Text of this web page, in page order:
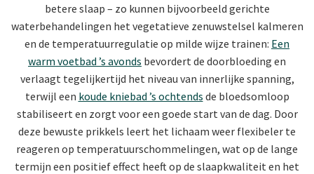
betere slaap – zo kunnen bijvoorbeeld gerichte
waterbehandelingen het vegetatieve zenuwstelsel kalmeren
en de temperatuurregulatie op milde wijze trainen: Een
warm voetbad ’s avonds bevordert de doorbloeding en
verlaagt tegelijkertijd het niveau van innerlijke spanning,
terwijl een koude kniebad ’s ochtends de bloedsomloop
stabiliseert en zorgt voor een goede start van de dag. Door
deze bewuste prikkels leert het lichaam weer flexibeler te
reageren op temperatuurschommelingen, wat op de lange
termijn een positief effect heeft op de slaapkwaliteit en het